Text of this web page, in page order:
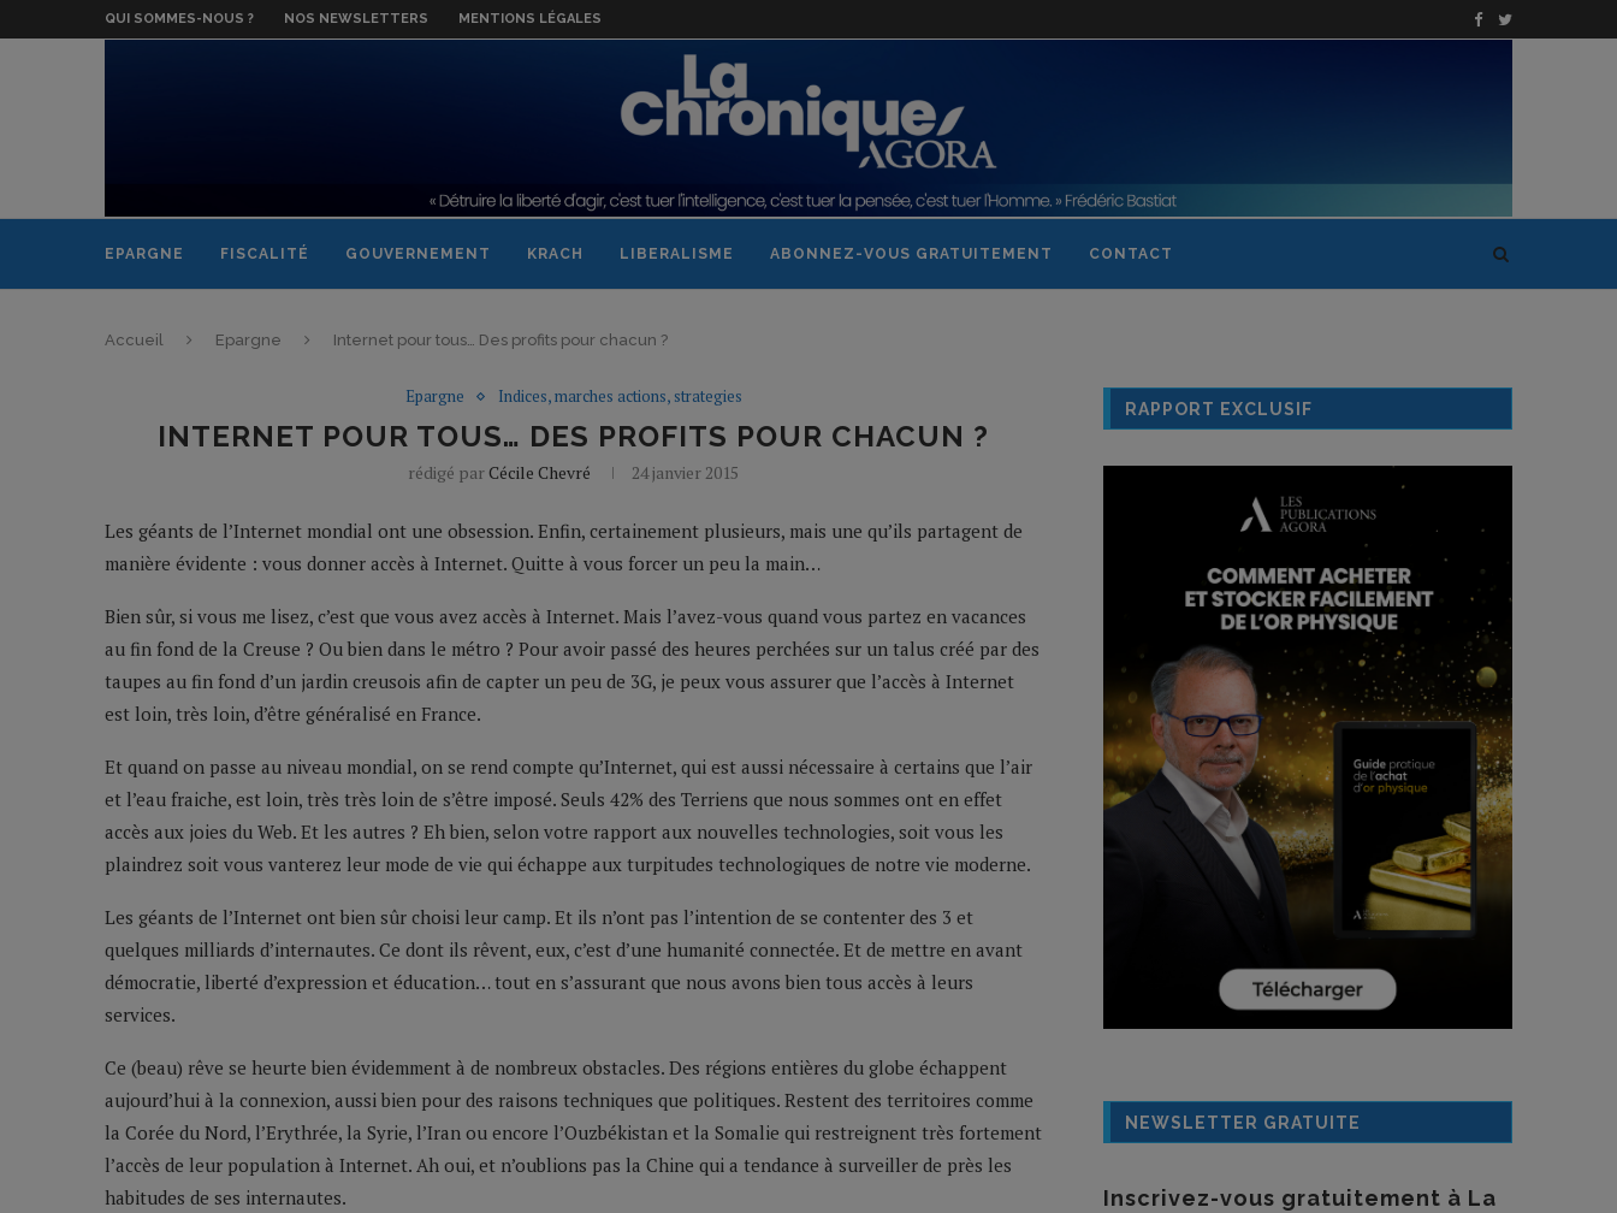
QUI SOMMES-NOUS ? NOS NEWSLETTERS MENTIONS LÉGALES
EPARGNE FISCALITÉ GOUVERNEMENT KRACH LIBERALISME ABONNEZ-VOUS GRATUITEMENT CONTACT
Accueil Epargne Internet pour tous… Des profits pour chacun ?
Epargne Indices, marches actions, strategies
INTERNET POUR TOUS… DES PROFITS POUR CHACUN ?
rédigé parCécile Chevré 24 janvier 2015
Les géants de l’Internet mondial ont une obsession. Enfin, certainement plusieurs, mais une qu’ils partagent de
manière évidente : vous donner accès à Internet. Quitte à vous forcer un peu la main…
Bien sûr, si vous me lisez, c’est que vous avez accès à Internet. Mais l’avez-vous quand vous partez en vacances
au fin fond de la Creuse ? Ou bien dans le métro ? Pour avoir passé des heures perchées sur un talus créé par des
taupes au fin fond d’un jardin creusois afin de capter un peu de 3G, je peux vous assurer que l’accès à Internet
est loin, très loin, d’être généralisé en France.
Et quand on passe au niveau mondial, on se rend compte qu’Internet, qui est aussi nécessaire à certains que l’air
et l’eau fraiche, est loin, très très loin de s’être imposé. Seuls 42% des Terriens que nous sommes ont en effet
accès aux joies du Web. Et les autres ? Eh bien, selon votre rapport aux nouvelles technologies, soit vous les
plaindrez soit vous vanterez leur mode de vie qui échappe aux turpitudes technologiques de notre vie moderne.
Les géants de l’Internet ont bien sûr choisi leur camp. Et ils n’ont pas l’intention de se contenter des 3 et
quelques milliards d’internautes. Ce dont ils rêvent, eux, c’est d’une humanité connectée. Et de mettre en avant
démocratie, liberté d’expression et éducation… tout en s’assurant que nous avons bien tous accès à leurs
services.
Ce (beau) rêve se heurte bien évidemment à de nombreux obstacles. Des régions entières du globe échappent
aujourd’hui à la connexion, aussi bien pour des raisons techniques que politiques. Restent des territoires comme
la Corée du Nord, l’Erythrée, la Syrie, l’Iran ou encore l’Ouzbékistan et la Somalie qui restreignent très fortement
l’accès de leur population à Internet. Ah oui, et n’oublions pas la Chine qui a tendance à surveiller de près les
habitudes de ses internautes.
RAPPORT EXCLUSIF
NEWSLETTER GRATUITE
Inscrivez-vous gratuitement à La